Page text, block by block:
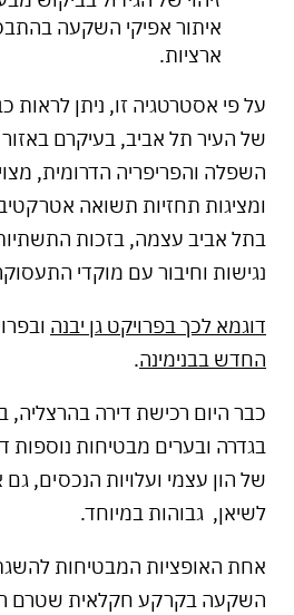
איתור אפיקי השקעה
ארציות.
על פי אסטרטגיה זו, ניתן לראות
של העיר תל אביב, בעיקרם
השפלה והפריפריה הדרומית,
ומציגות תחזיות תשואה
בתל אביב עצמה, בזכות
נגישות וחיבור עם מוקדי
דוגמא לכך בפרויקט גן יבנה
החדש בבנימינה.
כבר היום רכישת דירה בהרצליה,
בגדרה ובערים מבטיחות נוספות
של הון עצמי ועלויות הנכסים, גם
לשיאן, גבוהות במיוחד.
אחת האופציות המבטיחות
השקעה בקרקע חקלאית שטרם